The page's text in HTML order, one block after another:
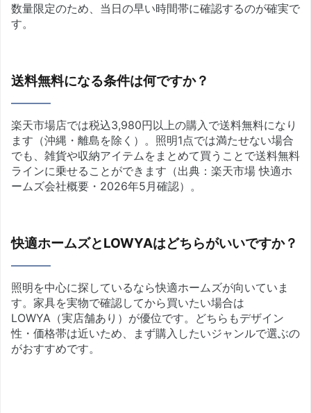
数量限定のため、当日の早い時間帯に確認するのが確実で
す。
送料無料になる条件は何ですか？
楽天市場店では税込3,980円以上の購入で送料無料になり
ます（沖縄・離島を除く）。照明1点では満たせない場合
でも、雑貨や収納アイテムをまとめて買うことで送料無料
ラインに乗せることができます（出典：楽天市場 快適ホ
ームズ会社概要・2026年5月確認）。
快適ホームズとLOWYAはどちらがいいですか？
照明を中心に探しているなら快適ホームズが向いていま
す。家具を実物で確認してから買いたい場合は
LOWYA（実店舗あり）が優位です。どちらもデザイン
性・価格帯は近いため、まず購入したいジャンルで選ぶの
がおすすめです。